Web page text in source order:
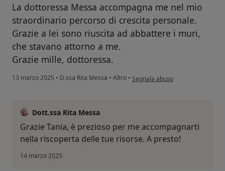
La dottoressa Messa accompagna me nel mio
straordinario percorso di crescita personale.
Grazie a lei sono riuscita ad abbattere i muri,
che stavano attorno a me.
Grazie mille, dottoressa.
13 marzo 2025 • D.ssa Rita Messa • Altro • secondo l'opinione dell'utente
Segnala abuso
Dott.ssa Rita Messa
Grazie Tania, è prezioso per me accompagnarti
nella riscoperta delle tue risorse. A presto!
14 marzo 2025